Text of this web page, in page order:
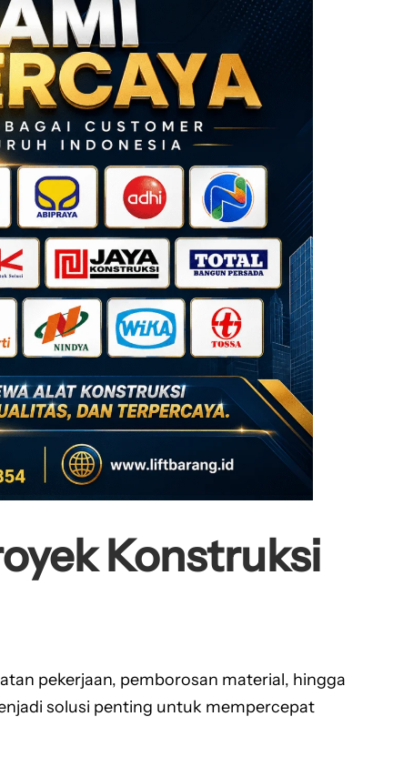
Konstruksi
pekerjaan, pemborosan material, hingga
solusi penting untuk mempercepat